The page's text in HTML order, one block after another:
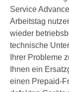
Service
Arbeitstag
wieder
technische
Ihrer Probleme
Ihnen ein
einen Prepaid-